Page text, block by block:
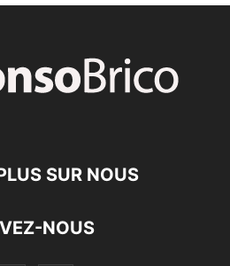
SUR NOUS
NOUS